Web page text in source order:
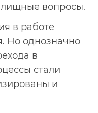
вопросы.
в работе
Но однозначно
в
стали
и